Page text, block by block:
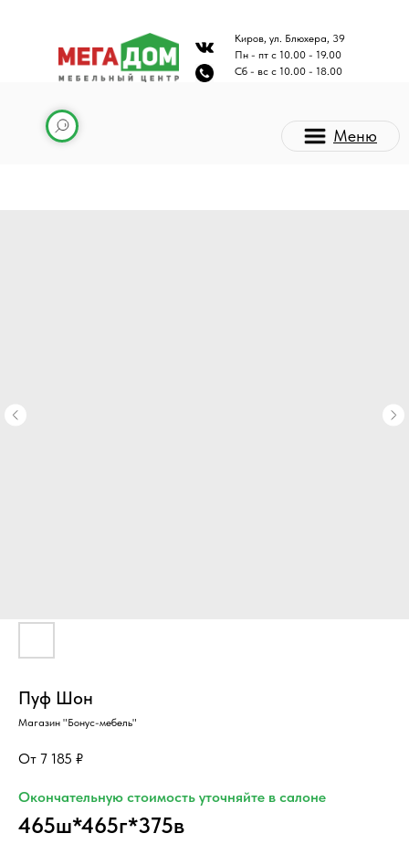
Киров, ул. Блюхера, 39
Пн - пт с 10.00 - 19.00
Сб - вс с 10.00 - 18.00
Меню
Пуф Шон
Магазин "Бонус-мебель"
7 185 ₽
Окончательную стоимость уточняйте в салоне
465ш*465г*375в